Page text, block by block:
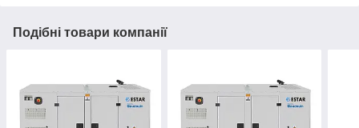
Подібні товари компанії